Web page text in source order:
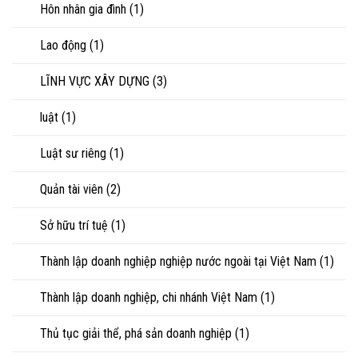
Hôn nhân gia đình (1)
Lao động (1)
LĨNH VỰC XÂY DỰNG (3)
luật (1)
Luật sư riêng (1)
Quản tài viên (2)
Sở hữu trí tuệ (1)
Thành lập doanh nghiệp nghiệp nước ngoài tại Việt Nam (1)
Thành lập doanh nghiệp, chi nhánh Việt Nam (1)
Thủ tục giải thể, phá sản doanh nghiệp (1)